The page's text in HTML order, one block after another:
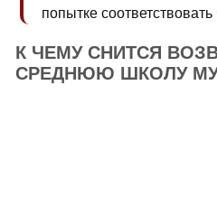
попытке
К ЧЕМУ СНИТСЯ
СРЕДНЮЮ ШКОЛУ